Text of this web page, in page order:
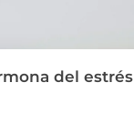
del estrés